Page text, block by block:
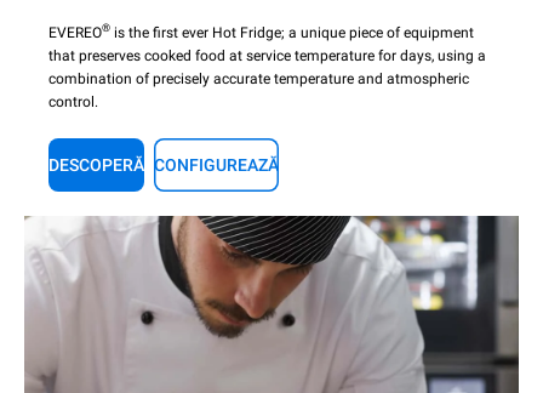
EVEREO® is the first ever Hot Fridge; a unique piece of equipment
that preserves cooked food at service temperature for days, using a
combination of precisely accurate temperature and atmospheric
control.
DESCOPERĂ CONFIGUREAZĂ